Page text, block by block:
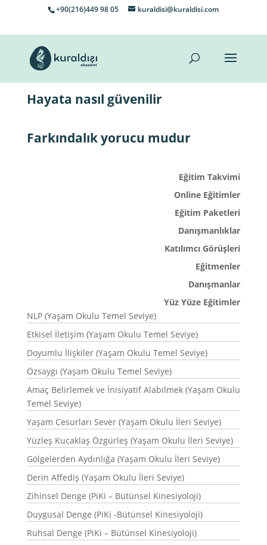
+90(216)449 98 05 kuraldisi@kuraldisi.com
Hayata nasıl güvenilir
Farkındalık yorucu mudur
Eğitim Takvimi
Online Eğitimler
Eğitim Paketleri
Danışmanlıklar
Katılımcı Görüşleri
Eğitmenler
Danışmanlar
Yüz Yüze Eğitimler
NLP (Yaşam Okulu Temel Seviye)
Etkisel İletişim (Yaşam Okulu Temel Seviye)
Doyumlu İlişkiler (Yaşam Okulu Temel Seviye)
Özsaygı (Yaşam Okulu Temel Seviye)
Amaç Belirlemek ve İnisiyatif Alabilmek (Yaşam Okulu
Temel Seviye)
Yaşam Cesurları Sever (Yaşam Okulu İleri Seviye)
Yüzleş Kucaklaş Özgürleş (Yaşam Okulu İleri Seviye)
Gölgelerden Aydınlığa (Yaşam Okulu İleri Seviye)
Derin Affediş (Yaşam Okulu İleri Seviye)
Zihinsel Denge (PiKi – Bütünsel Kinesiyoloji)
Duygusal Denge (PiKi -Bütünsel Kinesiyoloji)
Ruhsal Denge (PiKi – Bütünsel Kinesiyoloji)